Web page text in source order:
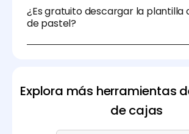
fines personales como comerciales.
para panaderías, organizadores de
cualquier persona en el negocio de la
¿Es gratuito descargar la plantilla
de pastel?
nuestra página de
para ver
suscripción.
Explora más herramientas
de cajas